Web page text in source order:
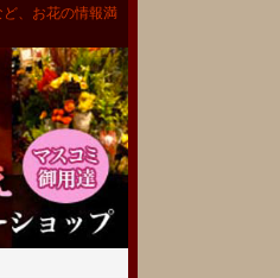
、お花の情報満